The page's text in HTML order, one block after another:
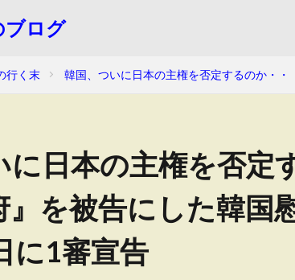
ブログ
行く末 韓国、ついに日本の主権を否定するのか・
日本の主権を否定
』を被告にした韓国
に1審宣告